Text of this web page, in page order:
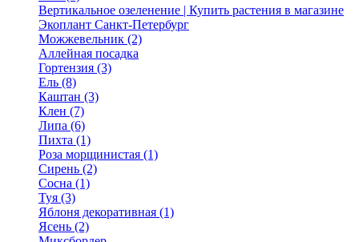
Вертикальное озеленение | Купить растения в магазине
Экоплант Санкт-Петербург
Можжевельник (2)
Аллейная посадка
Гортензия (3)
Ель (8)
Каштан (3)
Клен (7)
Липа (6)
Пихта (1)
Роза морщинистая (1)
Сирень (2)
Сосна (1)
Туя (3)
Яблоня декоративная (1)
Ясень (2)